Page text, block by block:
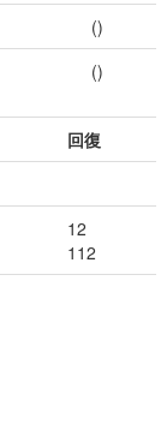
()
()
回復
12
112